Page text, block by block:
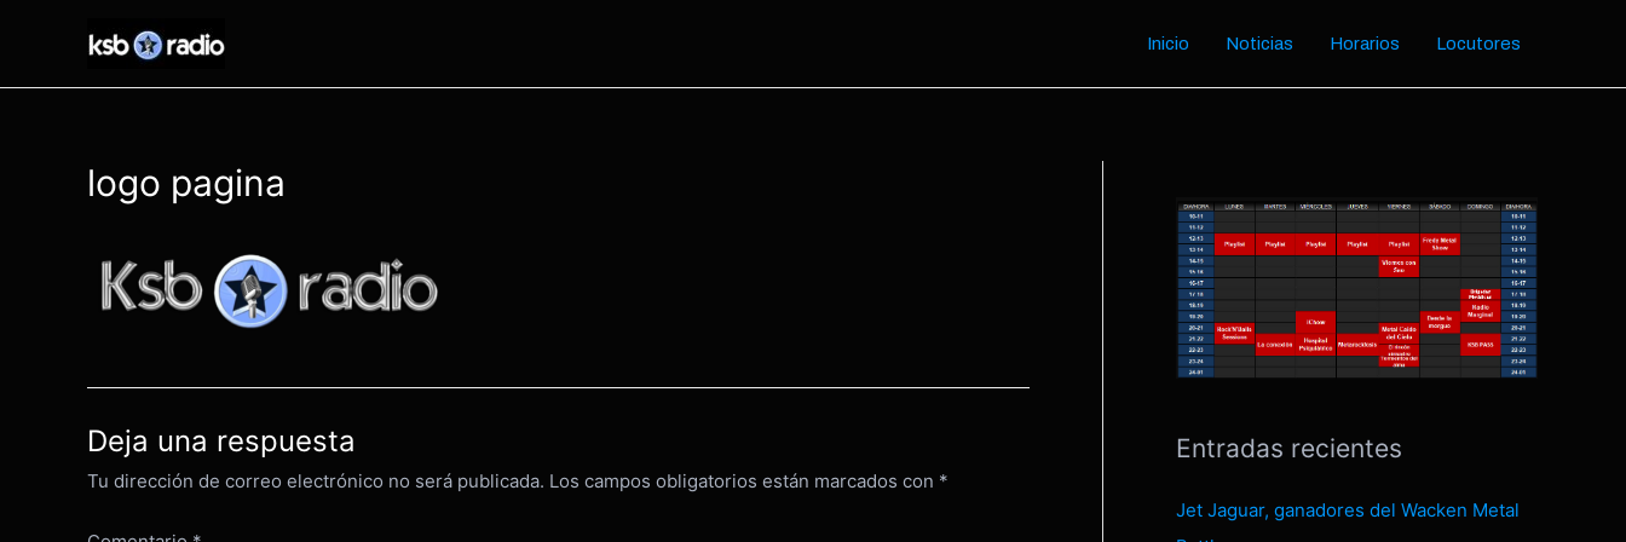
Inicio Noticias Horarios Locutores
logo pagina
Deja una respuesta
Tu dirección de correo electrónico no será publicada. Los campos obligatorios están marcados con *
Entradas recientes
Jet Jaguar, ganadores del Wacken Metal